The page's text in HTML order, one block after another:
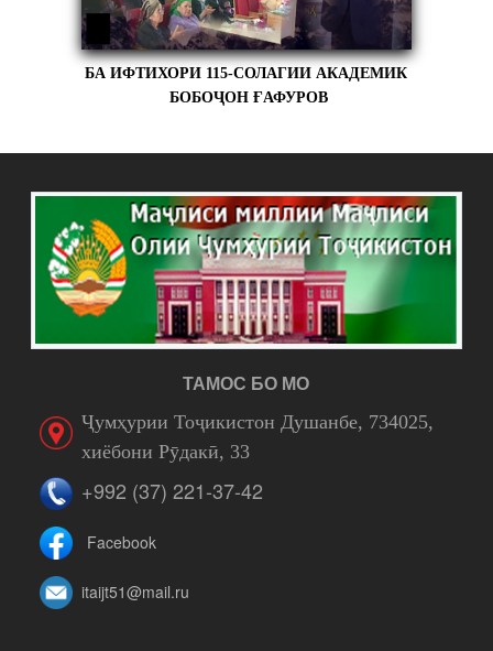
БА ИФТИХОРИ 115-СОЛАГИИ АКАДЕМИК
БОБОҶОН ҒАФУРОВ
ТАМОС БО МО
Ҷумҳурии Тоҷикистон Душанбе, 734025,
хиёбони Рӯдакӣ, 33
+992 (37) 221-37-42
Facebook
itaijt51@mail.ru